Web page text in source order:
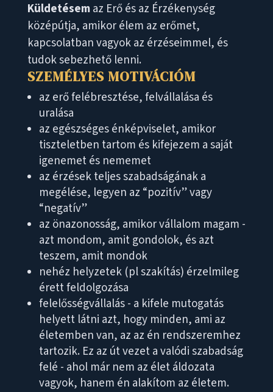
Küldetésemaz Erő és az Érzékenység
középútja, amikor élem az erőmet,
kapcsolatban vagyok az érzéseimmel, és
tudok sebezhető lenni.
SZEMÉLYES MOTIVÁCIÓM
az erő felébresztése, felvállalása és
uralása
az egészséges énképviselet, amikor
tiszteletben tartom és kifejezem a saját
igenemet és nememet
az érzések teljes szabadságának a
megélése, legyen az “pozitív” vagy
“negatív”
az önazonosság, amikor vállalom magam -
azt mondom, amit gondolok, és azt
teszem, amit mondok
nehéz helyzetek (pl szakítás) érzelmileg
érett feldolgozása
felelősségvállalás - a kifele mutogatás
helyett látni azt, hogy minden, ami az
életemben van, az az én rendszeremhez
tartozik. Ez az út vezet a valódi szabadság
felé - ahol már nem az élet áldozata
vagyok, hanem én alakítom az életem.